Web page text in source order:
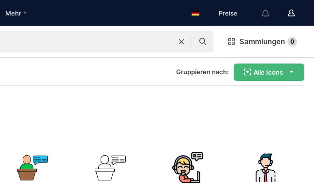
Mehr Preise
Sammlungen 0
Gruppieren nach: Alle Icons